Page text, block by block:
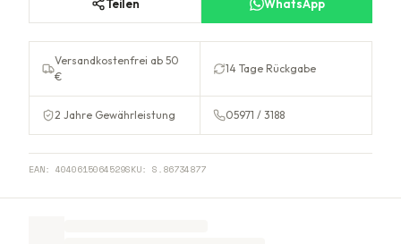
Teilen WhatsApp
Versandkostenfrei ab 50
€
14 Tage Rückgabe
2 Jahre Gewährleistung 05971 / 3188
EAN: 4040615064529SKU: S.86734877